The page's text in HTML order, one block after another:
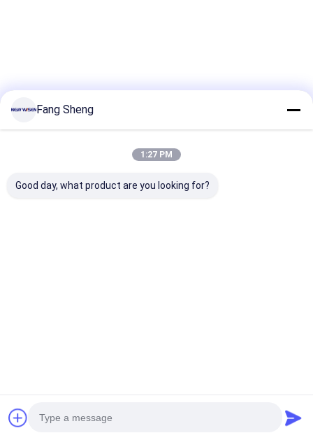
Fang Sheng
1:27 PM
Good day, what product are you looking for?